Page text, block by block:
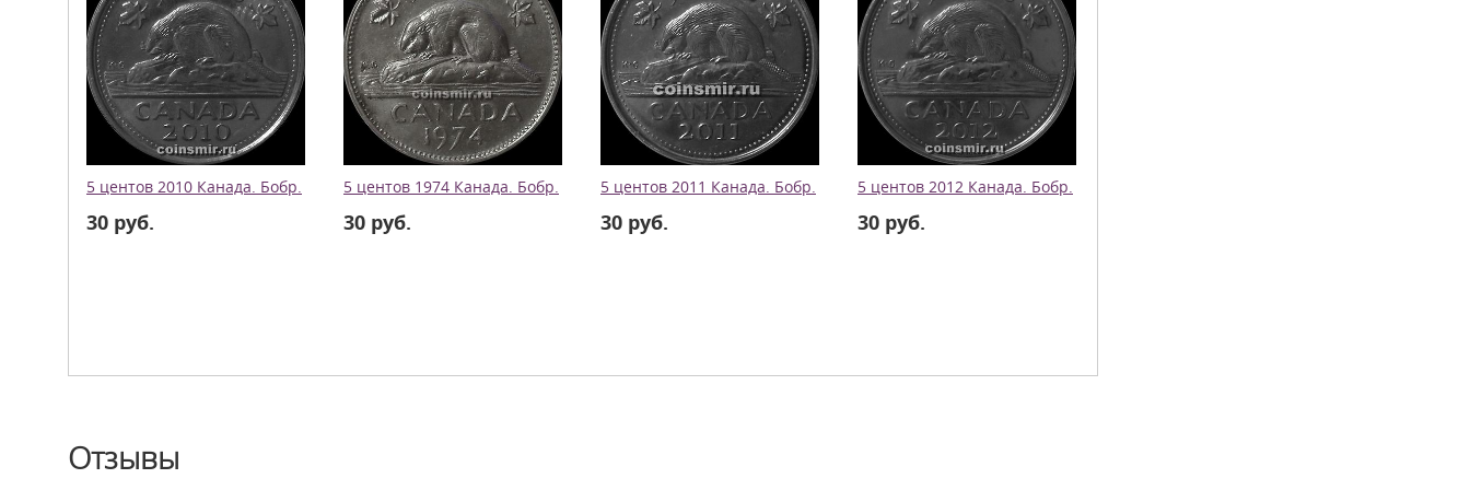
5 центов 2010 Канада. Бобр.
30 руб.
5 центов 1974 Канада. Бобр.
30 руб.
5 центов 2011 Канада. Бобр.
30 руб.
5 центов 2012 Канада. Бобр.
30 руб.
Отзывы